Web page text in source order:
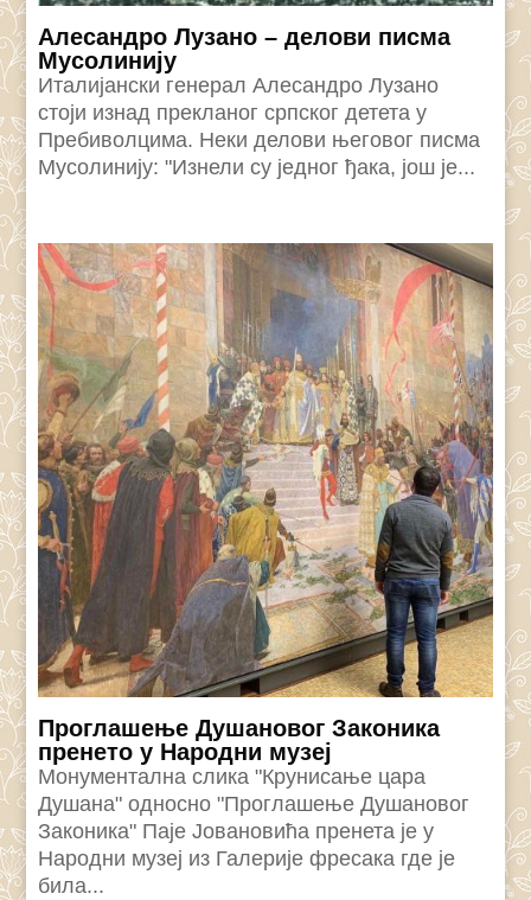
Алесандро Лузано – делови писма
Мусолинију
Италијански генерал Алесандро Лузано
стоји изнад прекланог српског детета у
Пребиволцима. Неки делови његовог писма
Мусолинију: "Изнели су једног ђака, још је...
Проглашење Душановог Законика
пренето у Народни музеј
Монументална слика "Крунисање цара
Душана" односно "Проглашење Душановог
Законика" Паје Јовановића пренета је у
Народни музеј из Галерије фресака где је
била...